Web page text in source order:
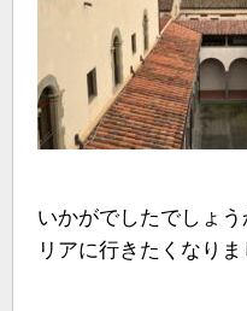
いかがでしたでしょ
リアに行きたくなりま